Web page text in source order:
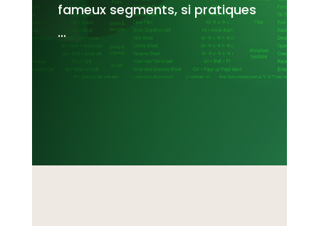
fameux segments, si pratiques
…